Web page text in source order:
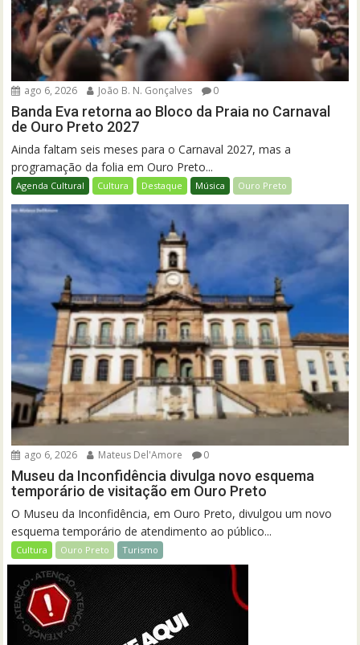
ago 6, 2026 João B. N. Gonçalves 0
Banda Eva retorna ao Bloco da Praia no Carnaval
de Ouro Preto 2027
Ainda faltam seis meses para o Carnaval 2027, mas a
programação da folia em Ouro Preto...
Agenda Cultural Cultura Destaque Música Ouro Preto
ago 6, 2026 Mateus Del'Amore 0
Museu da Inconfidência divulga novo esquema
temporário de visitação em Ouro Preto
O Museu da Inconfidência, em Ouro Preto, divulgou um novo
esquema temporário de atendimento ao público...
Cultura Ouro Preto Turismo